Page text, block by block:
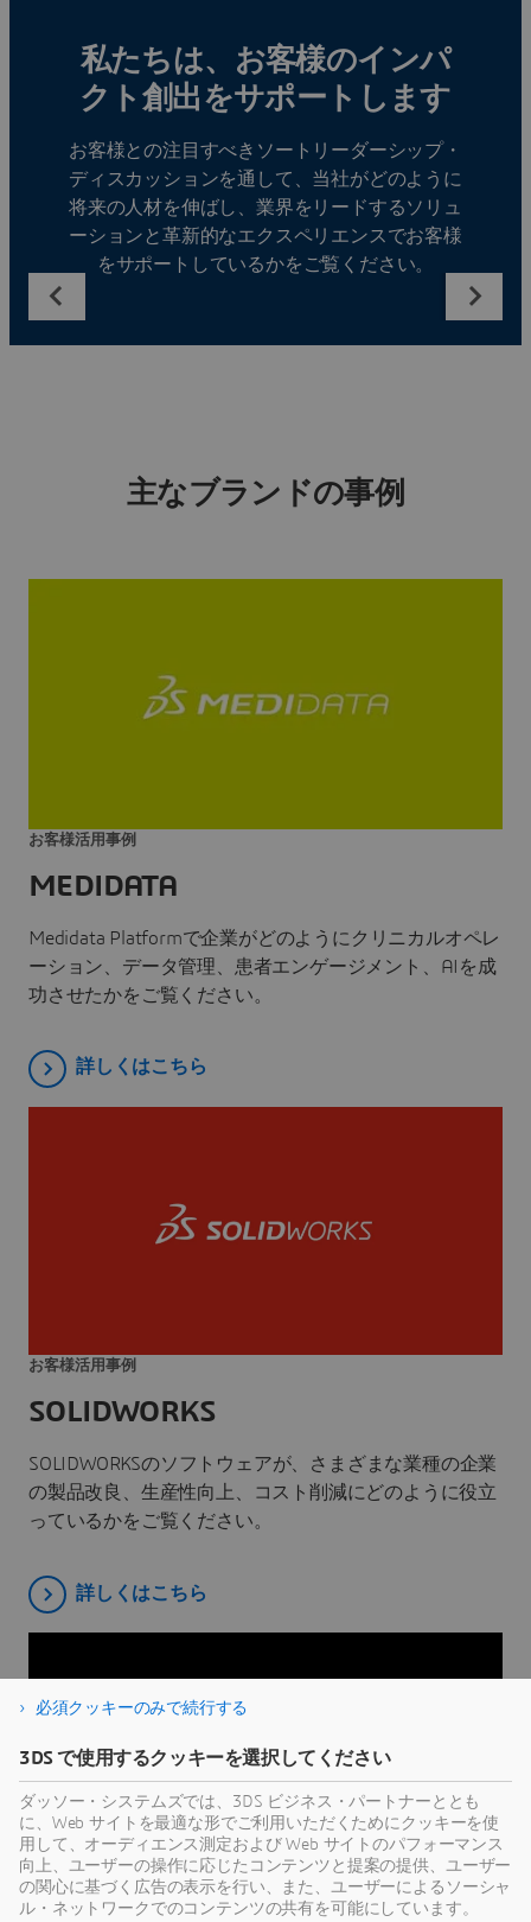
私たちは、お客様のインパ
クト創出をサポートします
お客様との注目すべきソートリーダーシップ・
ディスカッションを通して、当社がどのように
将来の人材を伸ばし、業界をリードするソリュ
ーションと革新的なエクスペリエンスでお客様
をサポートしているかをご覧ください。
主なブランドの事例
お客様活用事例
MEDIDATA
Medidata Platformで企業がどのようにクリニカルオペレ
ーション、データ管理、患者エンゲージメント、AIを成
功させたかをご覧ください。
詳しくはこちら
お客様活用事例
SOLIDWORKS
SOLIDWORKSのソフトウェアが、さまざまな業種の企業
の製品改良、生産性向上、コスト削減にどのように役立
っているかをご覧ください。
詳しくはこちら
お客様活用事例
必須クッキーのみで続行する
3DS で使用するクッキーを選択してください
ダッソー・システムズでは、3DS ビジネス・パートナーととも
に、Web サイトを最適な形でご利用いただくためにクッキーを使
用して、オーディエンス測定および Web サイトのパフォーマンス
向上、ユーザーの操作に応じたコンテンツと提案の提供、ユーザー
の関心に基づく広告の表示を行い、また、ユーザーによるソーシャ
ル・ネットワークでのコンテンツの共有を可能にしています。